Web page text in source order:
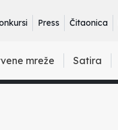
Press Čitaonica
mreže Satira